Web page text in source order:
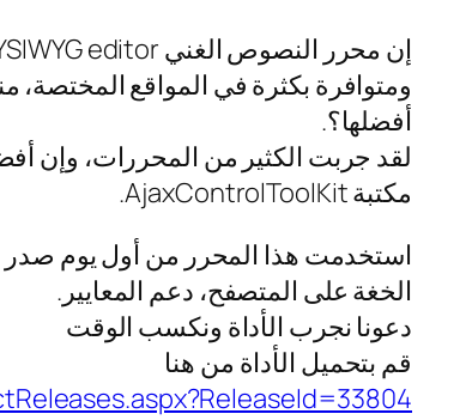
ومتوافرة بكثرة في المواقع المختصة،
أفضلها؟.
لقد جربت الكثير من المحررات، وإن
مكتبة AjaxControlToolKit.
استخدمت هذا المحرر من أول يوم صدر
الخغة على المتصفح، دعم المعايير.
دعونا نجرب الأداة ونكسب الوقت
قم بتحميل الأداة من هنا